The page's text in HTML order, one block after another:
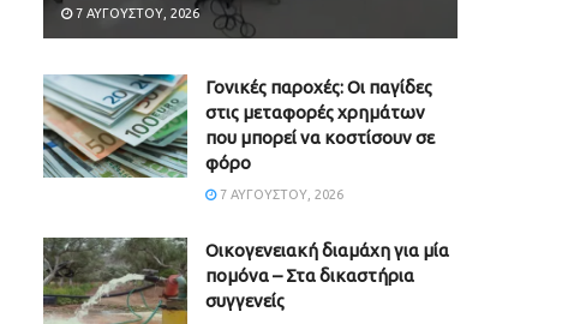
7 ΑΥΓΟΎΣΤΟΥ, 2026
Γονικές παροχές: Οι παγίδες
στις μεταφορές χρημάτων
που μπορεί να κοστίσουν σε
φόρο
7 ΑΥΓΟΎΣΤΟΥ, 2026
Οικογενειακή διαμάχη για μία
πομόνα – Στα δικαστήρια
συγγενείς